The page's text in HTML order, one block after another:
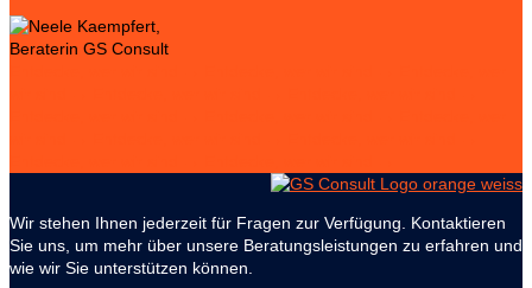
Wir stehen Ihnen jederzeit für Fragen zur Verfügung. Kontaktieren
Sie uns, um mehr über unsere Beratungsleistungen zu erfahren und
wie wir Sie unterstützen können.